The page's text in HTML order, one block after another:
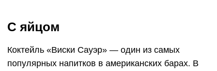
С яйцом
Коктейль «Виски Сауэр» — один из самых
популярных напитков в американских барах. В